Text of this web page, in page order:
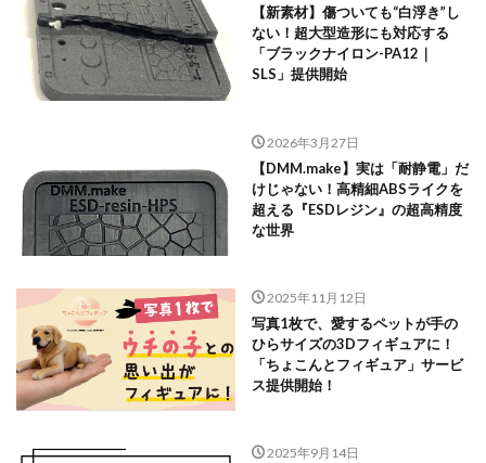
【新素材】傷ついても“白浮き”し
ない！超大型造形にも対応する
「ブラックナイロン-PA12｜
SLS」提供開始
2026年3月27日
【DMM.make】実は「耐静電」だ
けじゃない！高精細ABSライクを
超える『ESDレジン』の超高精度
な世界
2025年11月12日
写真1枚で、愛するペットが手の
ひらサイズの3Dフィギュアに！
「ちょこんとフィギュア」サービ
ス提供開始！
2025年9月14日